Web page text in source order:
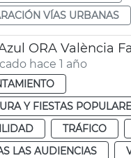
VÍAS URBANAS
ORA València
hace 1 año
Y FIESTAS
TRÁFICO
LAS AUDIENCIAS